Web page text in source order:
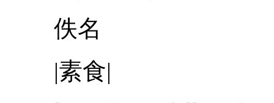
佚名
|素食|